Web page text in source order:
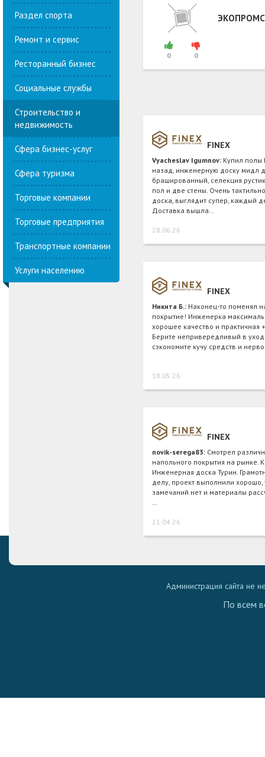
Раздел спорта
Ремонт и сервис
Ресторанный бизнес
Социальные службы
Строительство и
недвижимость
Сфера бизнес-услуг
Сфера туризма
Торговые компании
Торговые предприятия
Транспортные компании
Услуги населению
0 0
FINEX
Vyacheslav Igumnov: Купил полы
назад, инженерную доску мидл
брашированный, селекция
пол и две стены. Очень
доска, выглядит супер, каждый
Доставка вышла…
28.06.26
FINEX
Никита Б.: Наконец-то поменял
покрытие! Инженерка
хорошее качество и практичная
Берите непривередливый в
сэкономите кучу средств и
18.05.26
FINEX
novik-serega83: Смотрел
напольного покрытия на рынке.
Инженерная доска Турин.
делу, проект выполнили хорошо,
замечаний нет и материалы
…
21.04.26
Администрация сайта не
По всем